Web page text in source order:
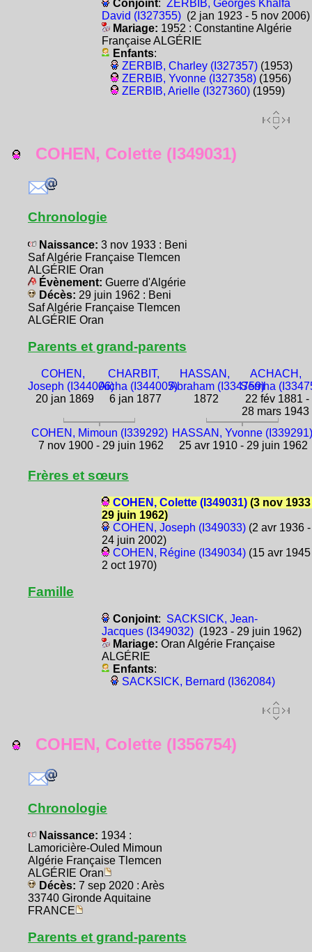
Conjoint: ZERBIB, Georges Khalfa
David (I327355)(2 jan 1923 - 5 nov 2006)
Mariage: 1952 : Constantine Algérie
Française ALGÉRIE
Enfants:
ZERBIB, Charley (I327357)(1953)
ZERBIB, Yvonne (I327358)(1956)
ZERBIB, Arielle (I327360)(1959)
COHEN, Colette (I349031)
Chronologie
Naissance: 3 nov 1933 : Beni
Saf Algérie Française Tlemcen
ALGÉRIE Oran
Évènement: Guerre d'Algérie
Décès: 29 juin 1962 : Beni
Saf Algérie Française Tlemcen
ALGÉRIE Oran
Parents et grand-parents
COHEN,
Joseph (I344006)
20 jan 1869
CHARBIT,
Aïcha (I344005)
6 jan 1877
HASSAN,
Abraham (I334759)
1872
ACHACH,
Semha
22 fév 1881 -
28 mars 1943
COHEN, Mimoun (I339292)
7 nov 1900 - 29 juin 1962
HASSAN, Yvonne (I339291)
25 avr 1910 - 29 juin 1962
Frères et sœurs
COHEN, Colette (I349031)(3 nov 1933
29 juin 1962)
COHEN, Joseph (I349033)(2 avr 1936 -
24 juin 2002)
COHEN, Régine (I349034)(15 avr 1945
2 oct 1970)
Famille
Conjoint: SACKSICK, Jean-
Jacques (I349032)(1923 - 29 juin 1962)
Mariage: Oran Algérie Française
ALGÉRIE
Enfants:
SACKSICK, Bernard (I362084)
COHEN, Colette (I356754)
Chronologie
Naissance: 1934 :
Lamoricière-Ouled Mimoun
Algérie Française Tlemcen
ALGÉRIE Oran
Décès: 7 sep 2020 : Arès
33740 Gironde Aquitaine
FRANCE
Parents et grand-parents